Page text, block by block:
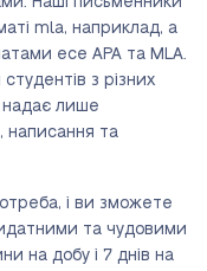
mla, наприклад, а
есе APA та MLA.
з різних
надає лише
написання та
і ви зможете
та чудовими
на добу і 7 днів на